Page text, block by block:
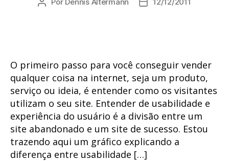
Autor
Data
O primeiro passo para você conseguir vender
qualquer coisa na internet, seja um produto,
serviço ou ideia, é entender como os visitantes
utilizam o seu site. Entender de usabilidade e
experiência do usuário é a divisão entre um
site abandonado e um site de sucesso. Estou
trazendo aqui um gráfico explicando a
diferença entre usabilidade […]